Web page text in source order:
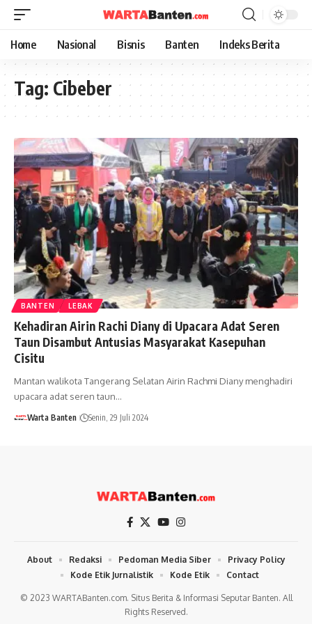
Home Nasional Bisnis Banten Indeks Berita
Tag: Cibeber
BANTEN LEBAK
Kehadiran Airin Rachi Diany di Upacara Adat Seren
Taun Disambut Antusias Masyarakat Kasepuhan
Cisitu
Mantan walikota Tangerang Selatan Airin Rachmi Diany menghadiri
upacara adat seren taun…
Warta Banten Senin, 29 Juli 2024
© 2023 WARTABanten.com. Situs Berita & Informasi Seputar Banten. All
Rights Reserved.
About Redaksi Pedoman Media Siber
Privacy Policy
Kode Etik Jurnalistik
Kode Etik Contact